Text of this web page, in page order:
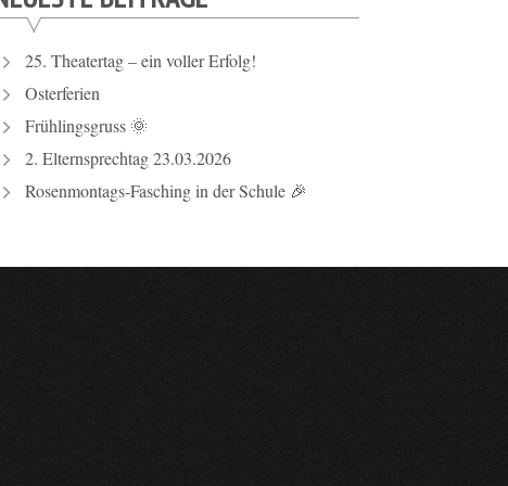
25. Theatertag – ein voller Erfolg!
Osterferien
Frühlingsgruss 🌞
2. Elternsprechtag 23.03.2026
Rosenmontags-Fasching in der Schule 🎉